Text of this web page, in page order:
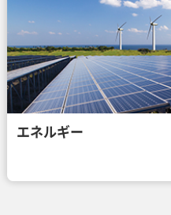
エネルギー